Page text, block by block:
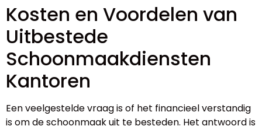
Kosten en Voordelen van
Uitbestede
Schoonmaakdiensten
Kantoren
Een veelgestelde vraag is of het financieel verstandig
is om de schoonmaak uit te besteden. Het antwoord is